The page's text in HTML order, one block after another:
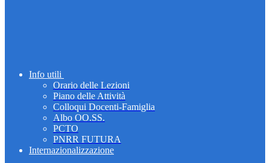
Info utili
Orario delle Lezioni
Piano delle Attività
Colloqui Docenti-Famiglia
Albo OO.SS.
PCTO
PNRR FUTURA
Internazionalizzazione